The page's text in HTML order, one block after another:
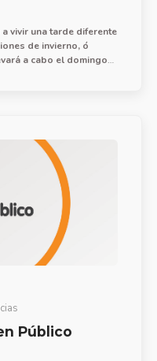
vivir una tarde diferente
de invierno, ó
a cabo el domingo
Público